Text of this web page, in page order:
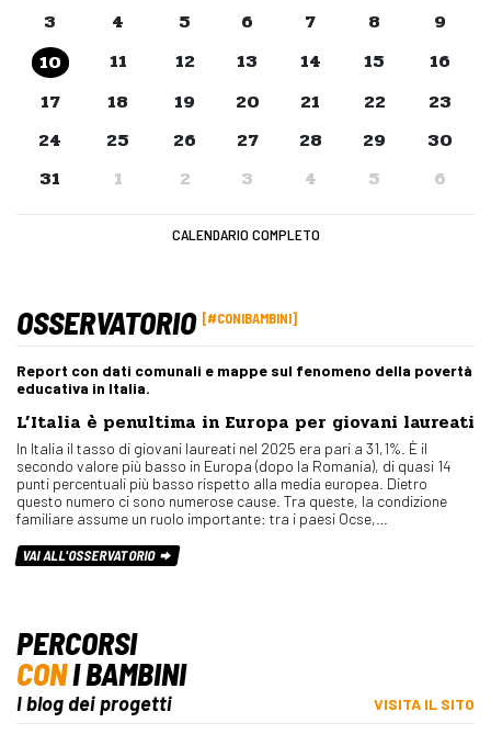
3
4 5 6 7 8
9
10
11 12 13 14 15
16
17
18 19 20 21 22
23
24
25 26 27 28 29
30
31
1 2 3 4 5 6
CALENDARIO COMPLETO
OSSERVATORIO #CONIBAMBINI
Report con dati comunali e mappe sul fenomeno della povertà
educativa in Italia.
L’Italia è penultima in Europa per giovani laureati
In Italia il tasso di giovani laureati nel 2025 era pari a 31,1%. È il
secondo valore più basso in Europa (dopo la Romania), di quasi 14
punti percentuali più basso rispetto alla media europea. Dietro
questo numero ci sono numerose cause. Tra queste, la condizione
familiare assume un ruolo importante: tra i paesi Ocse,…
VAI ALL'OSSERVATORIO
PERCORSI
CONI BAMBINI
I blog dei progetti VISITA IL SITO